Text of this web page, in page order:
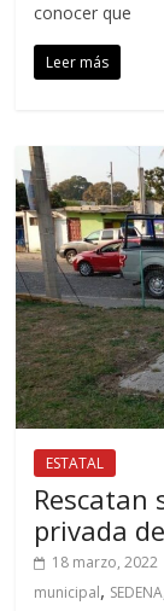
conocer que
Leer más
ESTATAL
Rescatan
privada
18 marzo, 2022
municipal, SEDENA